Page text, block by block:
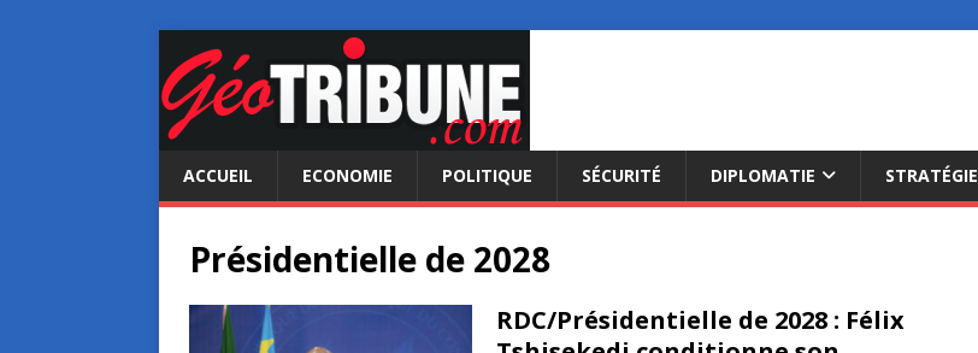
ACCUEIL ECONOMIE POLITIQUE SÉCURITÉ DIPLOMATIE STRATÉGIE
Présidentielle de 2028
RDC/Présidentielle de 2028 : Félix